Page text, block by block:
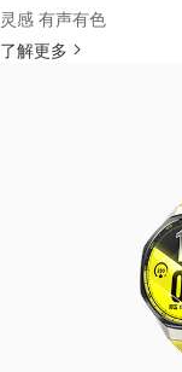
灵感 有声有色
了解更多